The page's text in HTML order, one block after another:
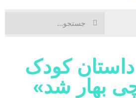
کودک
بهار شد»